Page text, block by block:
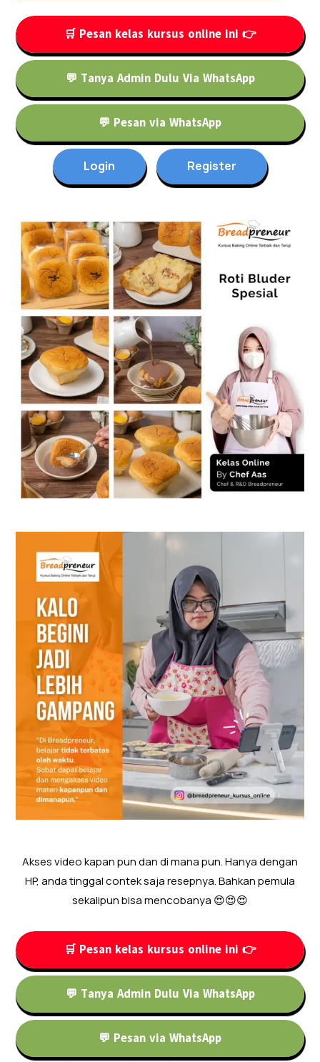
🛒 Pesan kelas kursus online ini 👉
💬 Tanya Admin Dulu Via WhatsApp
💬 Pesan via WhatsApp
Login Register
Akses video kapan pun dan di mana pun. Hanya dengan
HP, anda tinggal contek saja resepnya. Bahkan pemula
sekalipun bisa mencobanya 😍😍😍
🛒 Pesan kelas kursus online ini 👉
💬 Tanya Admin Dulu Via WhatsApp
💬 Pesan via WhatsApp